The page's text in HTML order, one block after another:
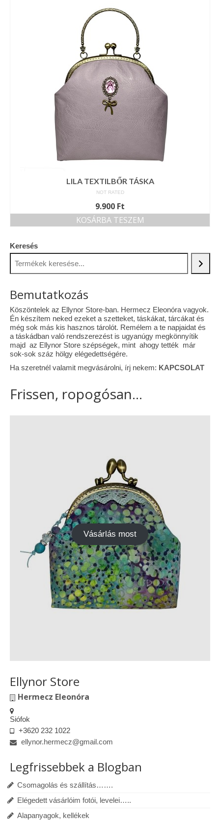
Vásárok, ahol velem is találkozhattál…
Alapanyagok, kellékek
A termékek tisztítása
Ellynor története
Adatkezelési tájékoztató
Általános Szerződési Feltételek
LILA TEXTILBŐR TÁSKA
NOT RATED
9.900 Ft
KOSÁRBA TESZEM
Keresés
Bemutatkozás
Köszöntelek az Ellynor Store-ban. Hermecz Eleonóra vagyok.
Én készítem neked ezeket a szetteket, táskákat, tárcákat és
még sok más kis hasznos tárolót. Remélem a te napjaidat és
a táskádban való rendszerezést is ugyanúgy megkönnyítik
majd az Ellynor Store szépségek, mint ahogy tették már
sok-sok száz hölgy elégedettségére.
Ha szeretnél valamit megvásárolni, írj nekem: KAPCSOLAT
Frissen, ropogósan...
Vásárlás most
Ellynor Store
Hermecz Eleonóra
Siófok
+3620 232 1022
ellynor.hermecz@gmail.com
Legfrissebbek a Blogban
Csomagolás és szállítás…….
Elégedett vásárlóim fotói, levelei…..
Alapanyagok, kellékek